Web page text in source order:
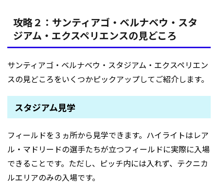
攻略２：サンティアゴ・ベルナベウ・スタ
ジアム・エクスペリエンスの見どころ
サンティアゴ・ベルナベウ・スタジアム・エクスペリエン
スの見どころをいくつかピックアップしてご紹介します。
スタジアム見学
フィールドを３ヵ所から見学できます。ハイライトはレア
ル・マドリードの選手たちが立つフィールドに実際に入場
できることです。ただし、ピッチ内には入れず、テクニカ
ルエリアのみの入場です。